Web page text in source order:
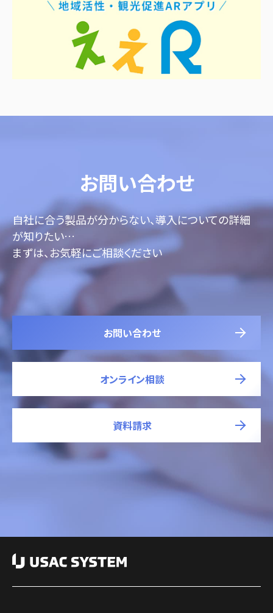
お問い合わせ
自社に合う製品が分からない、導入についての詳細
が知りたい…
まずは、お気軽にご相談ください
お問い合わせ
オンライン相談
資料請求